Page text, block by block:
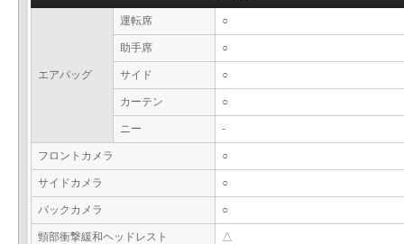
エアバッグ
運転席 ○
助手席 ○
サイド ○
カーテン ○
ニー -
フロントカメラ ○
サイドカメラ ○
バックカメラ ○
頸部衝撃緩和ヘッドレスト △